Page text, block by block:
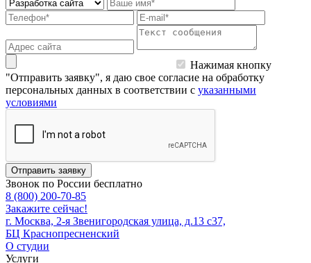
Нажимая кнопку
"Отправить заявку", я даю свое согласие на обработку
персональных данных в соответствии с указанными
условиями
Отправить заявку
Звонок по России бесплатно
8 (800) 200-70-85
Закажите сейчас!
г. Москва, 2-я Звенигородская улица, д.13 с37,
БЦ Краснопресненский
О студии
Услуги